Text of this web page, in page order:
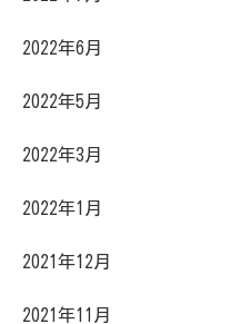
2022年6月
2022年5月
2022年3月
2022年1月
2021年12月
2021年11月